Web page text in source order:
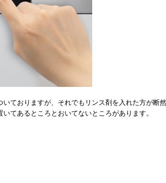
ておりますが、それでもリンス剤を入れた方が断
てあるところとおいてないところがあります。